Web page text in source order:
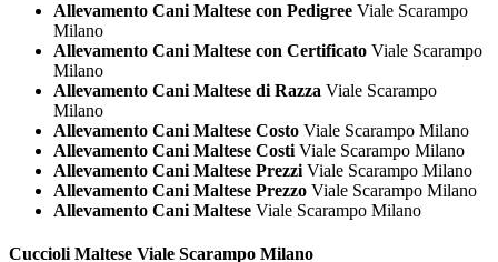
Allevamento Cani Maltese con Pedigree Viale Scarampo
Milano
Allevamento Cani Maltese con Certificato Viale Scarampo
Milano
Allevamento Cani Maltese di Razza Viale Scarampo
Milano
Allevamento Cani Maltese Costo Viale Scarampo Milano
Allevamento Cani Maltese Costi Viale Scarampo Milano
Allevamento Cani Maltese Prezzi Viale Scarampo Milano
Allevamento Cani Maltese Prezzo Viale Scarampo Milano
Allevamento Cani Maltese Viale Scarampo Milano
Cuccioli Maltese Viale Scarampo Milano